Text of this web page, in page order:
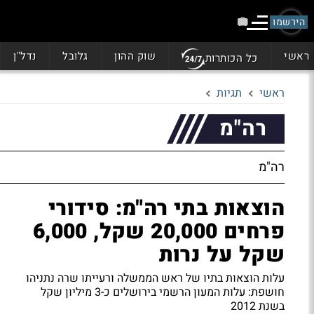
הירשמו
ראשי כל הכותרות שוק ההון גלובל נדל"ן
ראשי תגיות
רה"מ
רה"מ
הוצאות בתי רה"מ: סידורי
פרחים 20,000 שקל, 6,000
שקל על נרות
עלות הוצאות בתיו של ראש הממשלה ורעייתו שרה נתניהו
חושפת: עלות המעון הרשמי בירושלים כ-3 מיליון שקל
בשנת 2012